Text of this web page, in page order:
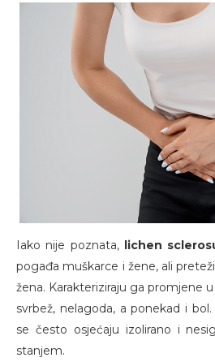
Iako nije poznata, lichen
pogađa muškarce i žene, ali
žena. Karakteriziraju ga promjene
svrbež, nelagoda, a ponekad i
se često osjećaju izolirano i
stanjem.